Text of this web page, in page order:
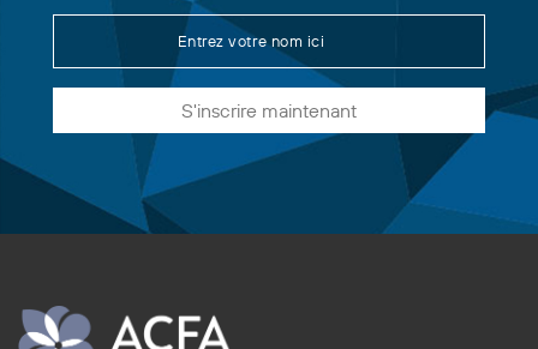
S'inscrire maintenant